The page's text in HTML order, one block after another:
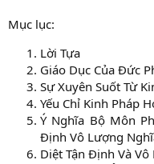
Mục lục:
Lời Tựa
Giáo Dục Của Đức
Sự Xuyên Suốt Từ
Yếu Chỉ Kinh Pháp
Ý Nghĩa Bộ Môn
Định Vô Lượng
Diệt Tận Định Và